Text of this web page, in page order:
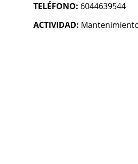
TELÉFONO: 6044639544
ACTIVIDAD: